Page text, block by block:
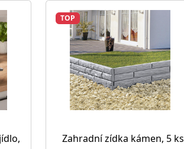
TOP
Zahradní zídka kámen, 5 ks